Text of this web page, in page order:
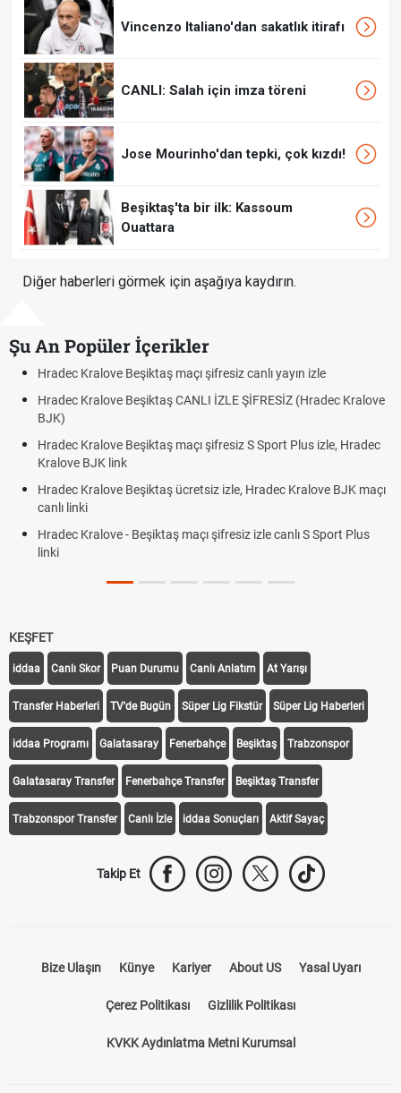
Vincenzo Italiano'dan sakatlık itirafı
CANLI: Salah için imza töreni
Jose Mourinho'dan tepki, çok kızdı!
Beşiktaş'ta bir ilk: Kassoum
Ouattara
Diğer haberleri görmek için aşağıya kaydırın.
Şu An Popüler İçerikler
izle
(Hradec Kralove
Plus izle, Hradec
Kralove BJK maçı
S Sport Plus
Hradec Kralove - Beşiktaş maçı şifresiz izle
Hradec Kralove Beşiktaş maçı şifresiz tv100
Trivela Nedir? Trivela Vuruşu Nasıl Yapılır?
Plonjon Nedir? Kalecilikte Plonjon Hareketi Nasıl
KEŞFET
iddaa Canlı Skor Puan Durumu Canlı Anlatım At Yarışı
Transfer Haberleri TV'de Bugün Süper Lig Fikstür Süper Lig Haberleri
iddaa Programı Galatasaray Fenerbahçe Beşiktaş Trabzonspor
Galatasaray Transfer Fenerbahçe Transfer Beşiktaş Transfer
Trabzonspor Transfer Canlı İzle iddaa Sonuçları Aktif Sayaç
Takip Et
Bize Ulaşın Künye Kariyer About US Yasal Uyarı
Çerez Politikası Gizlilik Politikası
KVKK Aydınlatma Metni Kurumsal